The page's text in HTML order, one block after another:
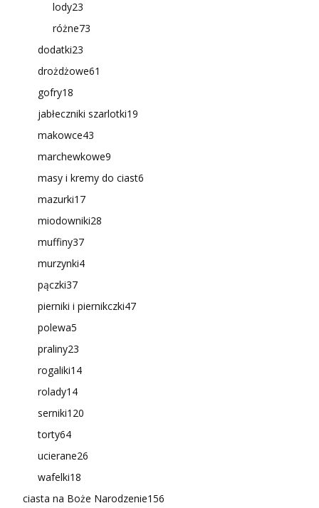
lody23
różne73
dodatki23
drożdżowe61
gofry18
jabłeczniki szarlotki19
makowce43
marchewkowe9
masy i kremy do ciast6
mazurki17
miodowniki28
muffiny37
murzynki4
pączki37
pierniki i piernikczki47
polewa5
praliny23
rogaliki14
rolady14
serniki120
torty64
ucierane26
wafelki18
ciasta na Boże Narodzenie156